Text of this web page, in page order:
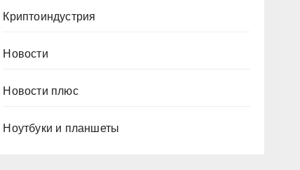
Криптоиндустрия
Новости
Новости плюс
Ноутбуки и планшеты